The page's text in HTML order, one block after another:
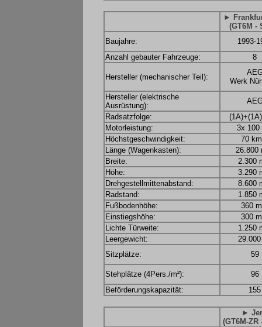
►
(GT6M -
Baujahre:
1993-
Anzahl gebauter Fahrzeuge:
8
Hersteller (mechanischer Teil):
Werk
Hersteller (elektrische
Ausrüstung):
Radsatzfolge:
Motorleistung:
3x 100
Höchstgeschwindigkeit:
70
Länge (Wagenkasten):
26.800
Breite:
2.300
Höhe:
3.290
Drehgestellmittenabstand:
8.600
Radstand:
1.850
Fußbodenhöhe:
360
Einstiegshöhe:
300
Lichte Türweite:
1.250
Leergewicht:
Sitzplätze:
59
Stehplätze (4Pers./m²):
96
Beförderungskapazität:
155
►
(GT6M-ZR